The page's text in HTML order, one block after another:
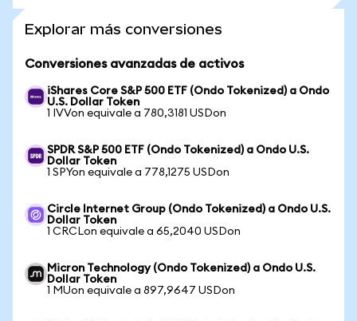
Explorar más conversiones
Conversiones avanzadas de activos
iShares Core S&P 500 ETF (Ondo Tokenized) a Ondo
U.S. Dollar Token
1 IVVon equivale a 780,3181 USDon
SPDR S&P 500 ETF (Ondo Tokenized) a Ondo U.S.
Dollar Token
1 SPYon equivale a 778,1275 USDon
Circle Internet Group (Ondo Tokenized) a Ondo U.S.
Dollar Token
1 CRCLon equivale a 65,2040 USDon
Micron Technology (Ondo Tokenized) a Ondo U.S.
Dollar Token
1 MUon equivale a 897,9647 USDon